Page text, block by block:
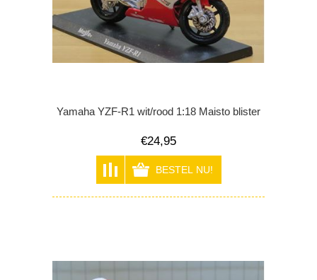
Yamaha YZF-R1 wit/rood 1:18 Maisto blister
€24,95